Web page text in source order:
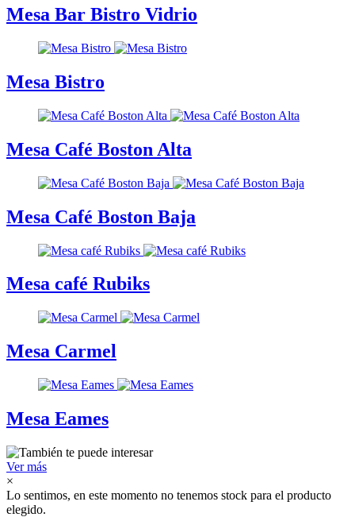
Mesa Bar Bistro Vidrio
Mesa Bistro
Mesa Café Boston Alta
Mesa Café Boston Baja
Mesa café Rubiks
Mesa Carmel
Mesa Eames
Ver más
×
Lo sentimos, en este momento no tenemos stock para el producto
elegido.